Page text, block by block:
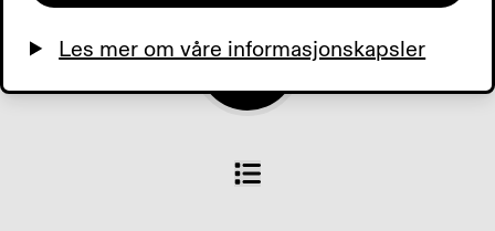
Les mer om våre informasjonskapsler